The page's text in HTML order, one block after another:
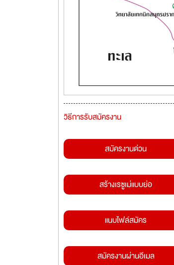
วิธีการรับสมัครงาน
สมัครงานด่วน
สร้างเรซูเม่แบบย่อ
แนบไฟล์สมัคร
สมัครงานผ่านอีเมล